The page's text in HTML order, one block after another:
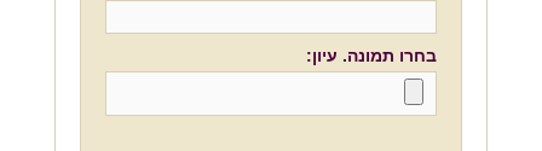
בחרו תמונה. עיון: